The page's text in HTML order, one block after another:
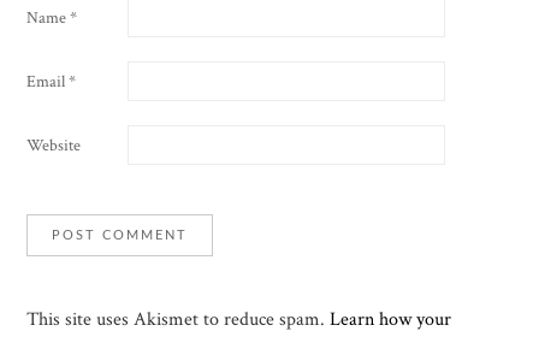
Name*
Email*
Website
This site uses Akismet to reduce spam.Learn how your